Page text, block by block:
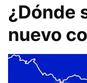
¿Dónde
nuevo